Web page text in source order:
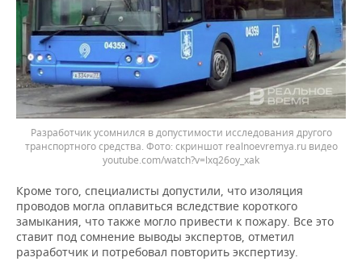
Разработчик усомнился в допустимости исследования другого
транспортного средства.
скриншот realnoevremya.ru видео
youtube.com/watch?v=lxq26oy_xak
Кроме того, специалисты допустили, что изоляция
проводов могла оплавиться вследствие короткого
замыкания, что также могло привести к пожару. Все это
ставит под сомнение выводы экспертов, отметил
разработчик и потребовал повторить экспертизу.